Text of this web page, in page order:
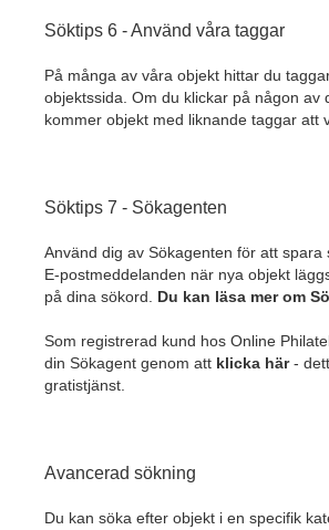
Söktips 6 - Använd våra taggar
På många av våra objekt hittar du
objektssida. Om du klickar på någon av
kommer objekt med liknande taggar att
Söktips 7 - Sökagenten
Använd dig av Sökagenten för att spara
E-postmeddelanden när nya objekt
på dina sökord. Du kan läsa mer om
Som registrerad kund hos Online
din Sökagent genom att klicka här-
gratistjänst.
Avancerad sökning
Du kan söka efter objekt i en specifik